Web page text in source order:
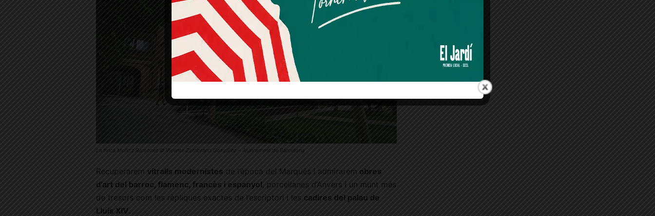
La finca Muñoz Ramonet © Vicente Zambrano González – Ajuntament de Barcelona
Recuperarem vitralls modernistes de l’època del Marqués i admirarem obres
d’art del barroc, flamenc, francès i espanyol, porcellanes d’Anvers i un munt més
de tresors com les rèpliques exactes de l’escriptori i les cadires del palau de
Lluís XIV.
consentiment explícit per rebre comunicacions
informatives relacionades amb el servei. Aquest
consentiment pot ser revocat en qualsevol moment
mitjançant l’enllaç de baixa present a tots els correus.